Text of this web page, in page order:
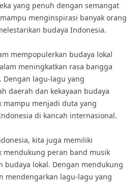
yang penuh dengan semangat
menginspirasi banyak orang
budaya Indonesia.
mempopulerkan budaya lokal
meningkatkan rasa bangga
lagu-lagu yang
daerah dan kekayaan budaya
mampu menjadi duta yang
di kancah internasional.
kita juga memiliki
peran band musik
budaya lokal. Dengan mendukung
mendengarkan lagu-lagu yang